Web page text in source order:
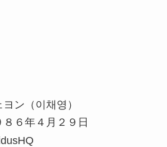
ン（이채영）
６年４月２９日